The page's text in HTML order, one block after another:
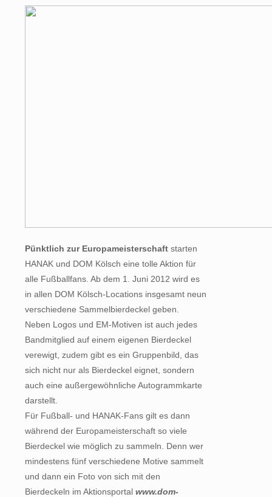
Pünktlich zur Europameisterschaft starten
HANAK und DOM Kölsch eine tolle Aktion für
alle Fußballfans. Ab dem 1. Juni 2012 wird es
in allen DOM Kölsch-Locations insgesamt neun
verschiedene Sammelbierdeckel geben.
Neben Logos und EM-Motiven ist auch jedes
Bandmitglied auf einem eigenen Bierdeckel
verewigt, zudem gibt es ein Gruppenbild, das
sich nicht nur als Bierdeckel eignet, sondern
auch eine außergewöhnliche Autogrammkarte
darstellt.
Für Fußball- und HANAK-Fans gilt es dann
während der Europameisterschaft so viele
Bierdeckel wie möglich zu sammeln. Denn wer
mindestens fünf verschiedene Motive sammelt
und dann ein Foto von sich mit den
Bierdeckeln im Aktionsportal www.dom-